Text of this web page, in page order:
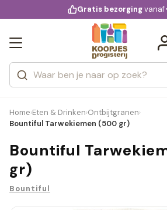
voor 20:00 uur
Gratis bezorgingvanaf
Zoeken
Categorieën
Merken
Home›Eten & Drinken›Ontbijtgranen›
Bountiful Tarwekiemen (500 gr)
Bountiful
gr)
Bountiful